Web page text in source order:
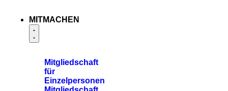
MITMACHEN
Mitgliedschaft
für
Einzelpersonen